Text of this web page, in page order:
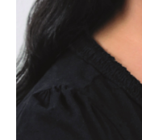
Katja Brandisová
Richard Branson
Sara Brezzi
Otakar Brousek ml.
Marie Bruce